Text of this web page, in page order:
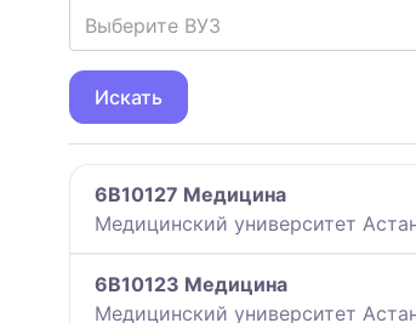
Выберите ВУЗ
Искать
6B10127 Медицина
Медицинский университет
6B10123 Медицина
Медицинский университет